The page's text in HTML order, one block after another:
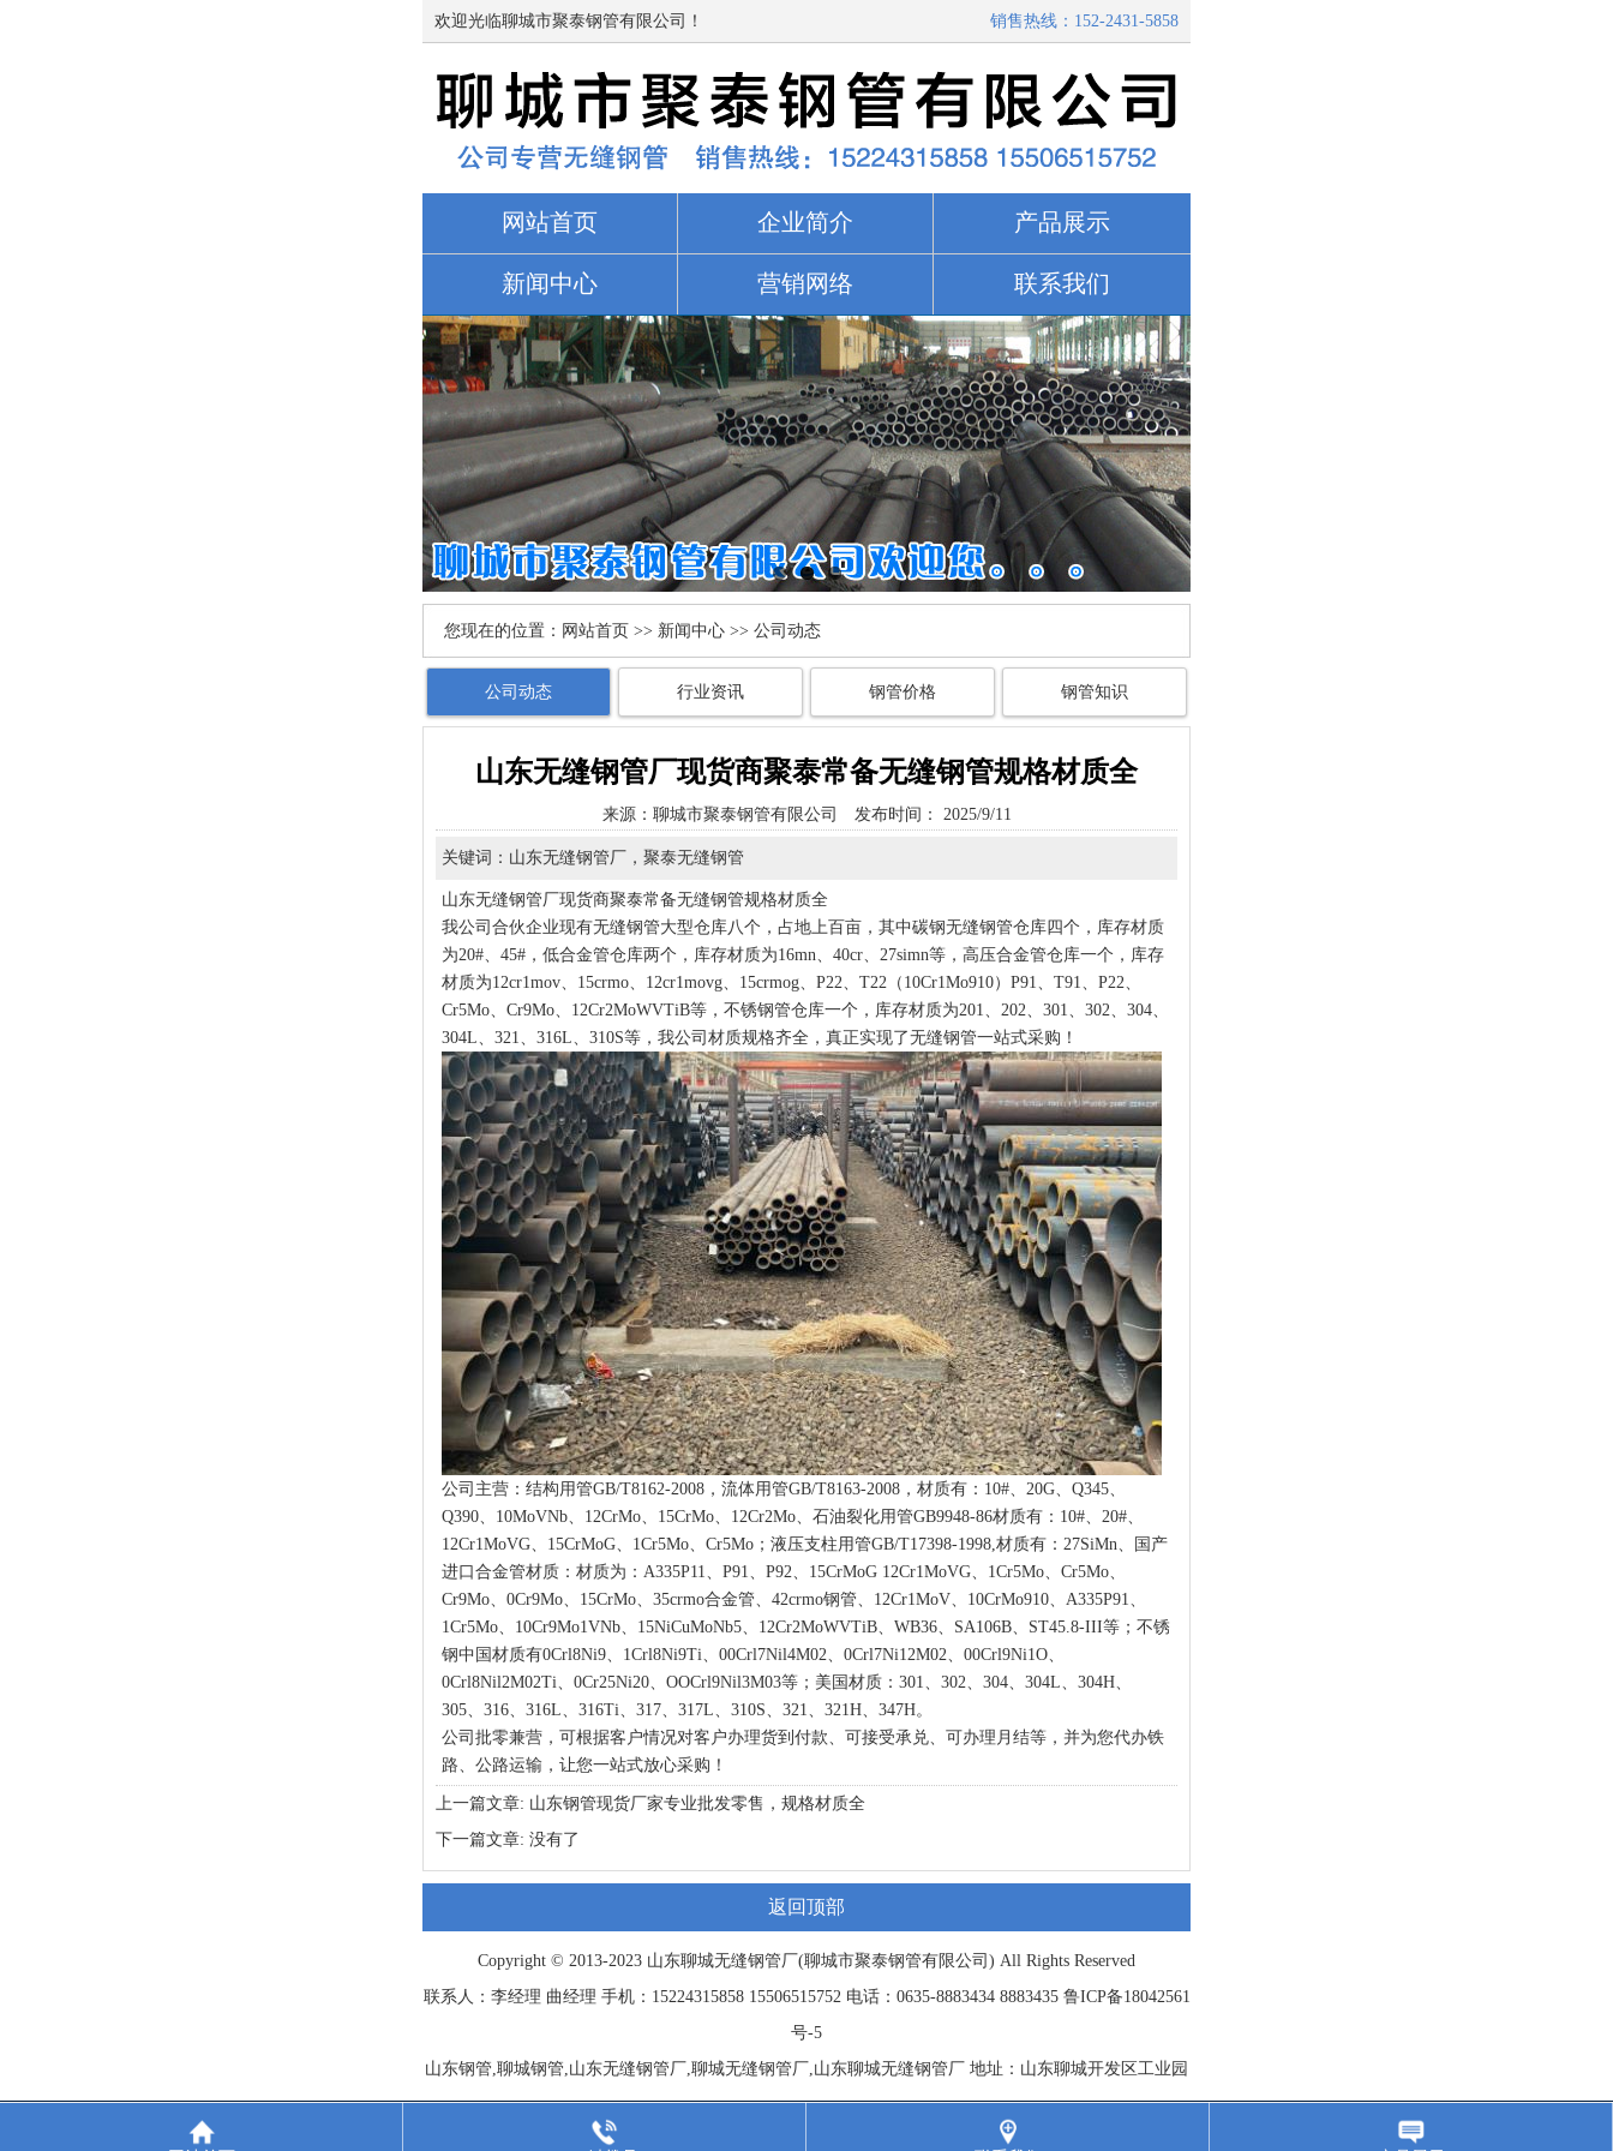
欢迎光临聊城市聚泰钢管有限公司！ 销售热线： 152-2431-5858
网站首页 企业简介 产品展示
新闻中心 营销网络 联系我们
您现在的位置： 网站首页 >> 新闻中心 >> 公司动态
公司动态 行业资讯 钢管价格 钢管知识
山东无缝钢管厂现货商聚泰常备无缝钢管规格材质全
来源： 聊城市聚泰钢管有限公司 发布时间： 2025/9/11
关键词：山东无缝钢管厂，聚泰无缝钢管
山东无缝钢管厂现货商聚泰常备无缝钢管规格材质全
我公司合伙企业现有无缝钢管大型仓库八个，占地上百亩，其中碳钢无缝钢管仓库四个，库存材质
为20#、45#，低合金管仓库两个，库存材质为16mn、40cr、27simn等，高压合金管仓库一个，库存
材质为12cr1mov、15crmo、12cr1movg、15crmog、P22、T22（10Cr1Mo910）P91、T91、P22、
Cr5Mo、Cr9Mo、12Cr2MoWVTiB等，不锈钢管仓库一个，库存材质为201、202、301、302、304、
304L、321、316L、310S等，我公司材质规格齐全，真正实现了无缝钢管一站式采购！
公司主营：结构用管GB/T8162-2008，流体用管GB/T8163-2008，材质有：10#、20G、Q345、
Q390、10MoVNb、12CrMo、15CrMo、12Cr2Mo、石油裂化用管GB9948-86材质有：10#、20#、
12Cr1MoVG、15CrMoG、1Cr5Mo、Cr5Mo；液压支柱用管GB/T17398-1998,材质有：27SiMn、国产
进口合金管材质：材质为：A335P11、P91、P92、15CrMoG 12Cr1MoVG、1Cr5Mo、Cr5Mo、
Cr9Mo、0Cr9Mo、15CrMo、35crmo合金管、42crmo钢管、12Cr1MoV、10CrMo910、A335P91、
1Cr5Mo、10Cr9Mo1VNb、15NiCuMoNb5、12Cr2MoWVTiB、WB36、SA106B、ST45.8-III等；不锈
钢中国材质有0Crl8Ni9、1Crl8Ni9Ti、00Crl7Nil4M02、0Crl7Ni12M02、00Crl9Ni1O、
0Crl8Nil2M02Ti、0Cr25Ni20、OOCrl9Nil3M03等；美国材质：301、302、304、304L、304H、
305、316、316L、316Ti、317、317L、310S、321、321H、347H。
公司批零兼营，可根据客户情况对客户办理货到付款、可接受承兑、可办理月结等，并为您代办铁
路、公路运输，让您一站式放心采购！
上一篇文章: 山东钢管现货厂家专业批发零售，规格材质全
下一篇文章: 没有了
返回顶部
Copyright © 2013-2023 山东聊城无缝钢管厂(聊城市聚泰钢管有限公司) All Rights Reserved
联系人：李经理 曲经理 手机：15224315858 15506515752 电话：0635-8883434 8883435 鲁ICP备18042561
号-5
山东钢管,聊城钢管,山东无缝钢管厂,聊城无缝钢管厂,山东聊城无缝钢管厂 地址：山东聊城开发区工业园